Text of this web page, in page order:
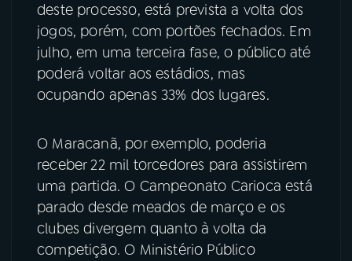
deste processo, está prevista a volta dos
jogos, porém, com portões fechados. Em
julho, em uma terceira fase, o público até
poderá voltar aos estádios, mas
ocupando apenas 33% dos lugares.
O Maracanã, por exemplo, poderia
receber 22 mil torcedores para assistirem
uma partida. O Campeonato Carioca está
parado desde meados de março e os
clubes divergem quanto à volta da
competição. O Ministério Público